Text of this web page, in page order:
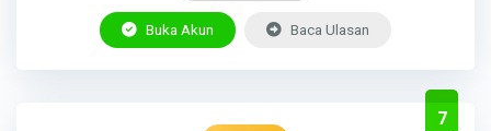
Buka Akun Baca Ulasan
7